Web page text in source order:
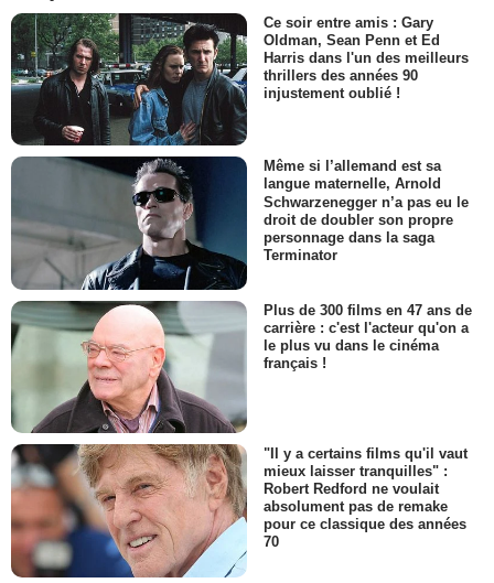
Ce soir entre amis : Gary
Oldman, Sean Penn et Ed
Harris dans l'un des meilleurs
thrillers des années 90
injustement oublié !
Même si l’allemand est sa
langue maternelle, Arnold
Schwarzenegger n’a pas eu le
droit de doubler son propre
personnage dans la saga
Terminator
Plus de 300 films en 47 ans de
carrière : c'est l'acteur qu'on a
le plus vu dans le cinéma
français !
"Il y a certains films qu'il vaut
mieux laisser tranquilles" :
Robert Redford ne voulait
absolument pas de remake
pour ce classique des années
70